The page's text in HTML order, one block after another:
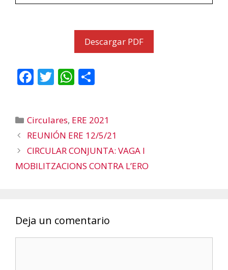
Descargar PDF
F
b
o
o
k
T
er
W
s
A
p
p
p
ar
ti
r
Categorías
Circulares, ERE 2021
REUNIÓN ERE 12/5/21
CIRCULAR CONJUNTA: VAGA I
MOBILITZACIONS CONTRA L’ERO
Deja un comentario